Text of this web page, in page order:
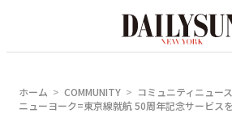
ホーム COMMUNITY
コミュニティニュース
ニューヨーク=東京線就航 50周年記念サービス